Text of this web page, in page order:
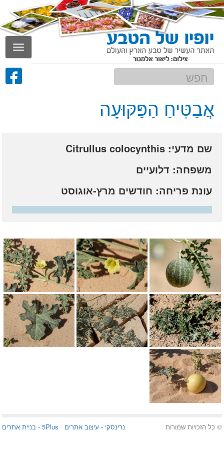
אֲבַטִּיחַ הַפַּקּוּעָה
שם מדעי: Citrullus colocynthis
משפחה: דלועיים
עונת פריחה: חודשים מרץ-אוגוסט
© כל הזכויות שמורות נרינסקי - עיצוב אתרים 5Plus - בניית אתרים